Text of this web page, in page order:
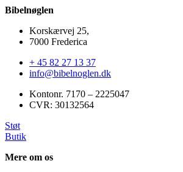
Bibelnøglen
Korskærvej 25,
7000 Frederica
+ 45 82 27 13 37
info@bibelnoglen.dk
Kontonr. ‍7170 – 2225047
CVR: ‍30132564
Støt
Butik
Mere om os